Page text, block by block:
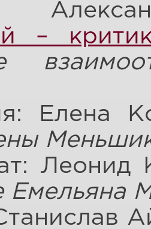
–
Елена
Леонид
Емельяна